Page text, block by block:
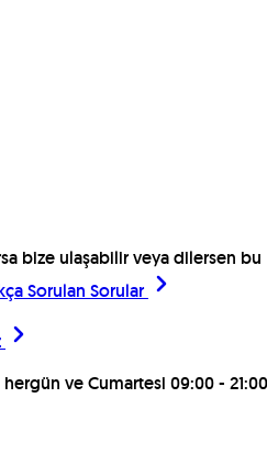
bize ulaşabilir veya dilersen bu
Sorulan Sorular
ve Cumartesi 09:00 - 21:00